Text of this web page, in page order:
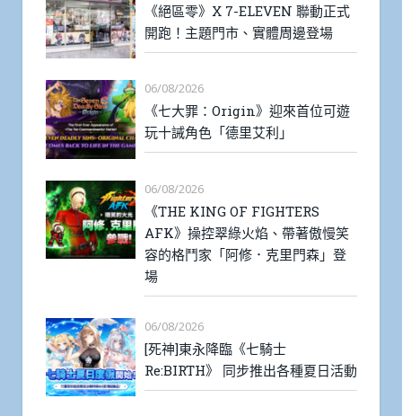
《絕區零》X 7-ELEVEN 聯動正式
開跑！主題門市、實體周邊登場
06/08/2026
《七大罪：Origin》迎來首位可遊
玩十誡角色「德里艾利」
06/08/2026
《THE KING OF FIGHTERS
AFK》操控翠綠火焰、帶著傲慢笑
容的格鬥家「阿修．克里門森」登
場
06/08/2026
[死神]東永降臨《七騎士
Re:BIRTH》 同步推出各種夏日活動